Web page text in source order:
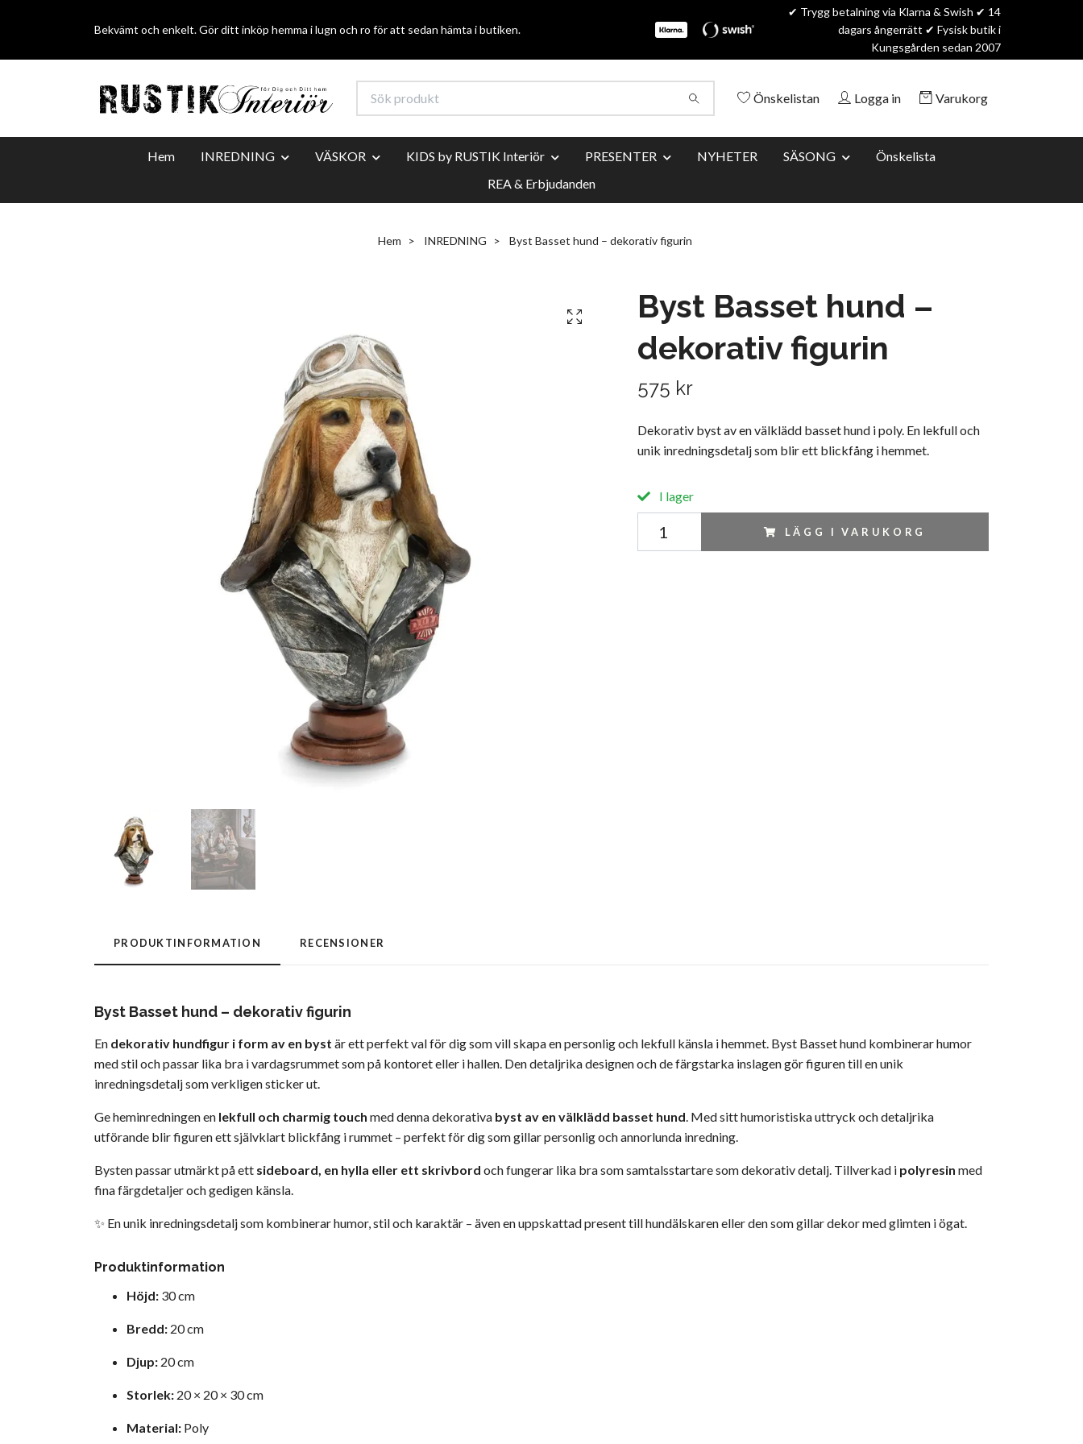
Bekvämt och enkelt. Gör ditt inköp hemma i lugn och ro för att sedan hämta i butiken.
✔ Trygg betalning via Klarna & Swish ✔ 14
dagars ångerrätt ✔ Fysisk butik i
Kungsgården sedan 2007
Önskelistan Logga in Varukorg
Hem INREDNING VÄSKOR KIDS by RUSTIK Interiör PRESENTER NYHETER SÄSONG
Önskelista
REA & Erbjudanden
Hem INREDNING Byst Basset hund – dekorativ figurin
Byst Basset hund –
dekorativ figurin
575 kr
Dekorativ byst av en välklädd basset hund i poly. En lekfull och
unik inredningsdetalj som blir ett blickfång i hemmet.
I lager
LÄGG I VARUKORG
PRODUKTINFORMATION RECENSIONER
Byst Basset hund – dekorativ figurin
En dekorativ hundfigur i form av en byst är ett perfekt val för dig som vill skapa en personlig och lekfull känsla i hemmet. Byst Basset hund kombinerar humor
med stil och passar lika bra i vardagsrummet som på kontoret eller i hallen. Den detaljrika designen och de färgstarka inslagen gör figuren till en unik
inredningsdetalj som verkligen sticker ut.
Ge heminredningen en lekfull och charmig touch med denna dekorativa byst av en välklädd basset hund . Med sitt humoristiska uttryck och detaljrika
utförande blir figuren ett självklart blickfång i rummet – perfekt för dig som gillar personlig och annorlunda inredning.
Bysten passar utmärkt på ett sideboard, en hylla eller ett skrivbord och fungerar lika bra som samtalsstartare som dekorativ detalj. Tillverkad i polyresin med
fina färgdetaljer och gedigen känsla.
✨ En unik inredningsdetalj som kombinerar humor, stil och karaktär – även en uppskattad present till hundälskaren eller den som gillar dekor med glimten i ögat.
Produktinformation
Höjd: 30 cm
Bredd: 20 cm
Djup: 20 cm
Storlek: 20 × 20 × 30 cm
Material: Poly